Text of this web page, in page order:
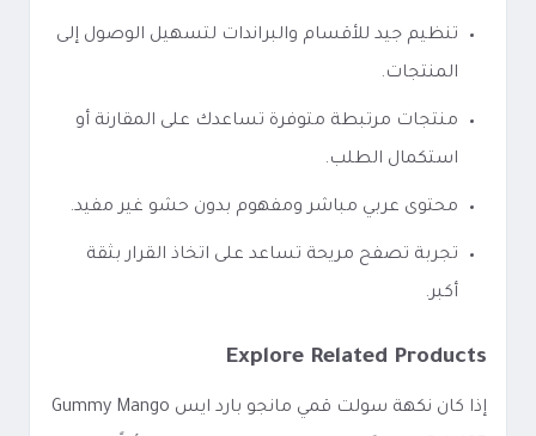
تنظيم جيد للأقسام والبراندات لتسهيل الوصول إلى
المنتجات.
منتجات مرتبطة متوفرة تساعدك على المقارنة أو
استكمال الطلب.
محتوى عربي مباشر ومفهوم بدون حشو غير مفيد.
تجربة تصفح مريحة تساعد على اتخاذ القرار بثقة
أكبر.
Explore Related Products
إذا كان نكهة سولت قمي مانجو بارد ايس Gummy Mango